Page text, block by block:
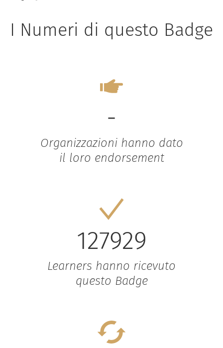
I Numeri di questo Badge
-
Organizzazioni hanno dato
il loro endorsement
127929
Learners hanno ricevuto
questo Badge